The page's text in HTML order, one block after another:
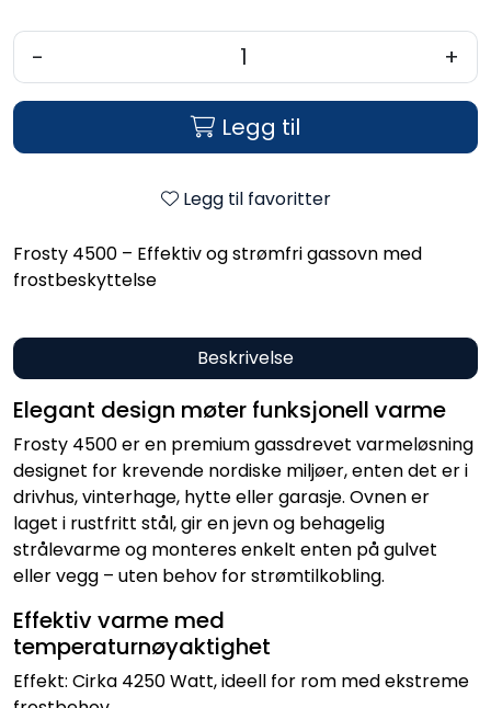
- +
Legg til
Legg til favoritter
Frosty 4500 – Effektiv og strømfri gassovn med
frostbeskyttelse
Beskrivelse
Elegant design møter funksjonell varme
Frosty 4500 er en premium gassdrevet varmeløsning
designet for krevende nordiske miljøer, enten det er i
drivhus, vinterhage, hytte eller garasje. Ovnen er
laget i rustfritt stål, gir en jevn og behagelig
strålevarme og monteres enkelt enten på gulvet
eller vegg – uten behov for strømtilkobling.
Effektiv varme med
temperaturnøyaktighet
Effekt: Cirka 4250 Watt, ideell for rom med ekstreme